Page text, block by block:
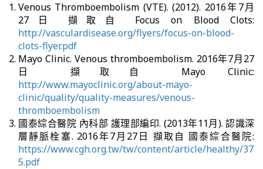
Venous Thromboembolism (VTE). (2012). 2016年7月
27日 擷取自 Focus on Blood Clots:
http://vasculardisease.org/flyers/focus-on-blood-
clots-flyer.pdf
Mayo Clinic. Venous thromboembolism. 2016年7月27
日 擷取自 Mayo Clinic:
http://www.mayoclinic.org/about-mayo-
clinic/quality/quality-measures/venous-
thromboembolism
國泰綜合醫院 內科部 護理部編印. (2013年11月). 認識深
層靜脈栓塞. 2016年7月27日 擷取自 國泰綜合醫院:
https://www.cgh.org.tw/tw/content/article/healthy/37
5.pdf